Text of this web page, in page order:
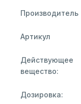
Производитель
Артикул
Действующее
вещество:
Дозировка: